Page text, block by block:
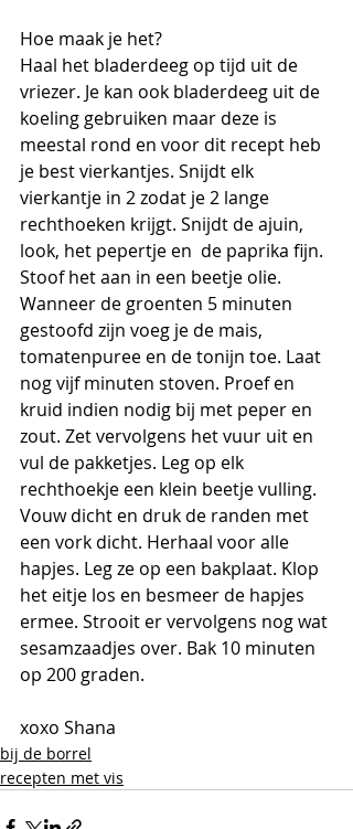
Hoe maak je het?
Haal het bladerdeeg op tijd uit de
vriezer. Je kan ook bladerdeeg uit de
koeling gebruiken maar deze is
meestal rond en voor dit recept heb
je best vierkantjes. Snijdt elk
vierkantje in 2 zodat je 2 lange
rechthoeken krijgt. Snijdt de ajuin,
look, het pepertje en  de paprika fijn.
Stoof het aan in een beetje olie.
Wanneer de groenten 5 minuten
gestoofd zijn voeg je de mais,
tomatenpuree en de tonijn toe. Laat
nog vijf minuten stoven. Proef en
kruid indien nodig bij met peper en
zout. Zet vervolgens het vuur uit en
vul de pakketjes. Leg op elk
rechthoekje een klein beetje vulling.
Vouw dicht en druk de randen met
een vork dicht. Herhaal voor alle
hapjes. Leg ze op een bakplaat. Klop
het eitje los en besmeer de hapjes
ermee. Strooit er vervolgens nog wat
sesamzaadjes over. Bak 10 minuten
op 200 graden.
xoxo Shana
bij de borrel
recepten met vis